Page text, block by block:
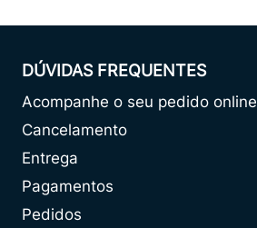
DÚVIDAS FREQUENTES
Acompanhe o seu pedido online
Cancelamento
Entrega
Pagamentos
Pedidos